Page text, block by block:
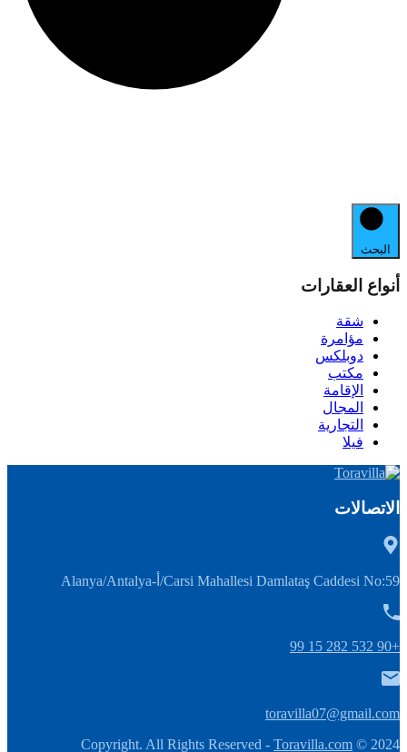
البحث
أنواع العقارات
شقة
مؤامرة
دوبلكس
مكتب
الإقامة
المجال
التجارية
فيلا
الاتصالات
Carsi Mahallesi Damlataş Caddesi No:59/أ-Alanya/Antalya
+90 532 282 15 99
toravilla07@gmail.com
2024 © Copyright. All Rights Reserved -
Toravilla.com